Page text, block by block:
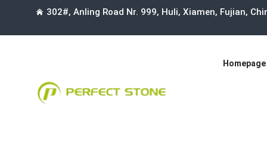
302#, Anling Road Nr. 999, Huli, Xiamen, Fujian,
Homepage